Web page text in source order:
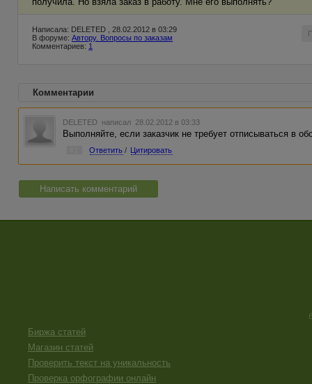
Написала: DELETED , 28.02.2012 в 03:29
В форуме: Автору. Вопросы по заказам
Комментариев: 1
Комментарии
DELETED написал 28.02.2012 в 03:33
Выполняйте, если заказчик не требует отписываться в
Ответить / Цитировать
Написать комментарий
Биржа статей
Магазин статей
Проверить текст на уникальность
Проверка орфографии онлайн